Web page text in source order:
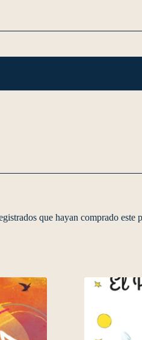
que hayan comprado este